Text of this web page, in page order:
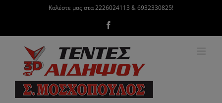
Καλέστε μας στα 2226024113 & 6932330825!